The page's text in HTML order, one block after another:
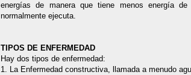
energías de manera que tiene menos energía
normalmente ejecuta.
TIPOS DE ENFERMEDAD
Hay dos tipos de enfermedad:
1. La Enfermedad constructiva, llamada a menudo